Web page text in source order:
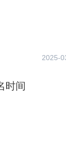
2025-
时间